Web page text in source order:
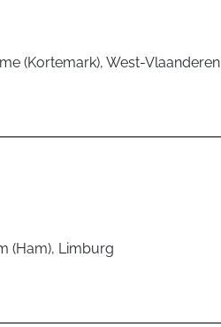
(Kortemark), West-Vlaanderen
(Ham), Limburg